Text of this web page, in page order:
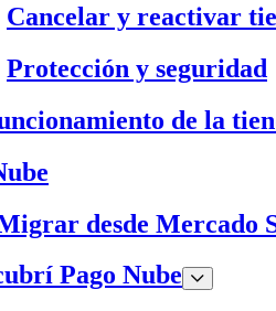
Cancelar y reactivar
Protección y seguridad
de la
desde Mercado
Pago Nube